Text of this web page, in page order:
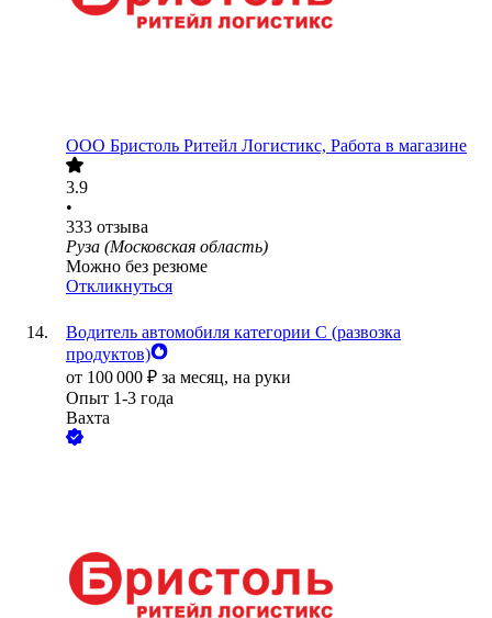
ООО Бристоль Ритейл Логистикс, Работа в магазине
3.9
•
333 отзыва
Руза (Московская область)
Можно без резюме
Откликнуться
Водитель автомобиля категории C (развозка
продуктов)
от 100 000 ₽ за месяц, на руки
Опыт 1-3 года
Вахта